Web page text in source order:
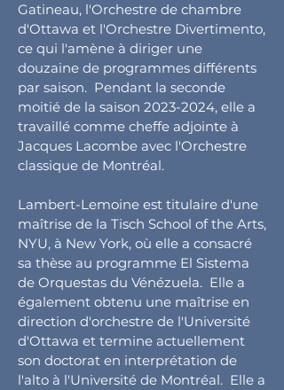
Gatineau, l'Orchestre de chambre
d'Ottawa et l'Orchestre Divertimento,
ce qui l'amène à diriger une
douzaine de programmes différents
par saison. Pendant la seconde
moitié de la saison 2023-2024, elle a
travaillé comme cheffe adjointe à
Jacques Lacombe avec l'Orchestre
classique de Montréal.
Lambert-Lemoine est titulaire d'une
maîtrise de la Tisch School of the Arts,
NYU, à New York, où elle a consacré
sa thèse au programme El Sistema
de Orquestas du Vénézuela. Elle a
également obtenu une maîtrise en
direction d'orchestre de l'Université
d'Ottawa et termine actuellement
son doctorat en interprétation de
l'alto à l'Université de Montréal. Elle a